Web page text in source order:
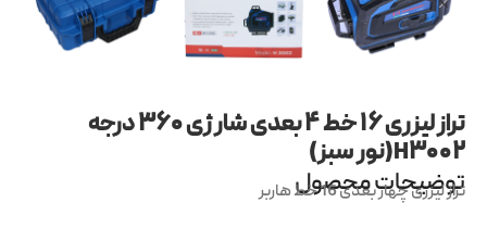
تراز لیزری ۱۶ خط ۴ بعدی شارژی ۳۶۰ درجه
H۳۰۰۲(نور سبز)
توضیحات محصول
تراز لیزری چهار بعدی 16 خط هاربر